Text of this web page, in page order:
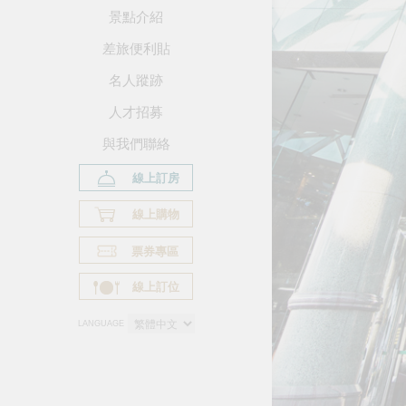
景點介紹
差旅便利貼
名人蹤跡
人才招募
與我們聯絡
線上訂房
線上購物
票券專區
線上訂位
LANGUAGE